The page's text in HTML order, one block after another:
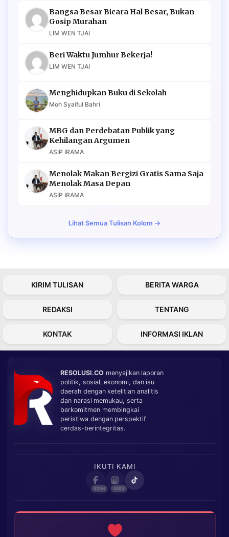
Bangsa Besar Bicara Hal Besar, Bukan
Gosip Murahan
LIM WEN TJAI
Beri Waktu Jumhur Bekerja!
LIM WEN TJAI
Menghidupkan Buku di Sekolah
Moh Syaiful Bahri
MBG dan Perdebatan Publik yang
Kehilangan Argumen
ASIP IRAMA
Menolak Makan Bergizi Gratis Sama Saja
Menolak Masa Depan
ASIP IRAMA
Lihat Semua Tulisan Kolom →
KIRIM TULISAN BERITA WARGA
REDAKSI TENTANG
KONTAK INFORMASI IKLAN
RESOLUSI.CO menyajikan laporan
politik, sosial, ekonomi, dan isu
daerah dengan ketelitian analitis
dan narasi memukau, serta
berkomitmen membingkai
peristiwa dengan perspektif
cerdas-berintegritas.
IKUTI KAMI